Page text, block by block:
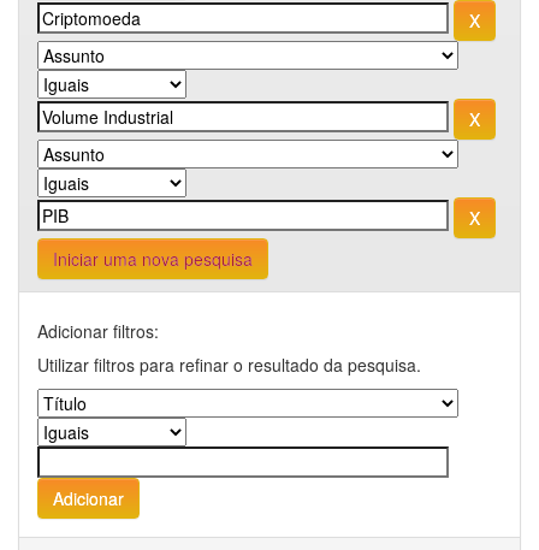
Iniciar uma nova pesquisa
Adicionar filtros:
Utilizar filtros para refinar o resultado da pesquisa.